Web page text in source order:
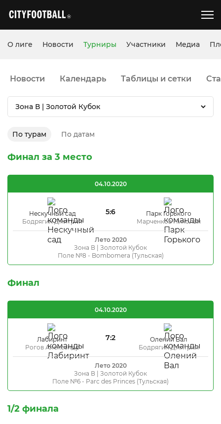
О лиге Новости Турниры Участники Медиа
Новости Календарь Таблицы и сетки
Зона В | Золотой Кубок
По турам По датам
Финал за 3 место
Нескучный сад
Бодрягин Дмитрий
5:6
Парк Горького
Марченков Николай
04.10.2020
Лето 2020
Зона В | Золотой Кубок
Поле №8 - Bombomera (Тульская)
Финал
Лабиринт
Рогов Александр
7:2
Олений Вал
Бодрягин Дмитрий
04.10.2020
Лето 2020
Зона В | Золотой Кубок
Поле №6 - Parc des Princes (Тульская)
1/2 финала